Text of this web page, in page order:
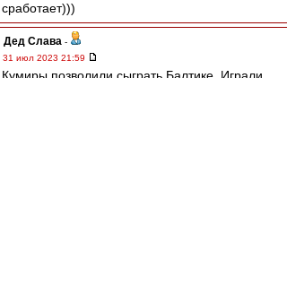
сработает)))
Дед Слава -
31 июл 2023 21:59
Кумиры позволили сыграть Балтике. Играли